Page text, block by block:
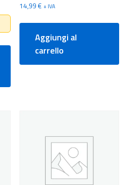
14,99€ + IVA
Aggiungi al
carrello